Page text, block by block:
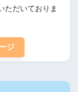
ただいておりま
ジ